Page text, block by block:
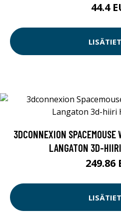
44.4
3DCONNEXION
LANGATON 3D-
249.86